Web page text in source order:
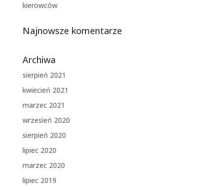
kierowców
Najnowsze komentarze
Archiwa
sierpień 2021
kwiecień 2021
marzec 2021
wrzesień 2020
sierpień 2020
lipiec 2020
marzec 2020
lipiec 2019